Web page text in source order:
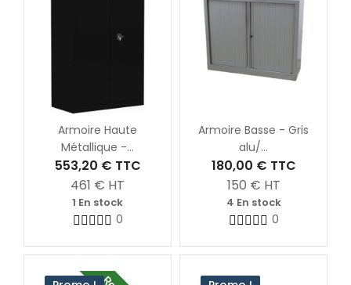
Armoire Haute
Métallique -...
553,20 € TTC
461 € HT
1 En stock
0
Armoire Basse - Gris
alu/...
180,00 € TTC
150 € HT
4 En stock
0